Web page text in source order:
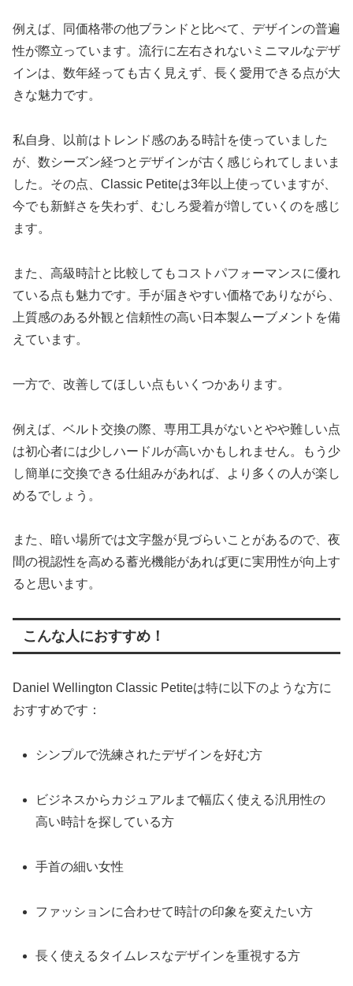
例えば、同価格帯の他ブランドと比べて、デザインの普遍
性が際立っています。流行に左右されないミニマルなデザ
インは、数年経っても古く見えず、長く愛用できる点が大
きな魅力です。
私自身、以前はトレンド感のある時計を使っていました
が、数シーズン経つとデザインが古く感じられてしまいま
した。その点、Classic Petiteは3年以上使っていますが、
今でも新鮮さを失わず、むしろ愛着が増していくのを感じ
ます。
また、高級時計と比較してもコストパフォーマンスに優れ
ている点も魅力です。手が届きやすい価格でありながら、
上質感のある外観と信頼性の高い日本製ムーブメントを備
えています。
一方で、改善してほしい点もいくつかあります。
例えば、ベルト交換の際、専用工具がないとやや難しい点
は初心者には少しハードルが高いかもしれません。もう少
し簡単に交換できる仕組みがあれば、より多くの人が楽し
めるでしょう。
また、暗い場所では文字盤が見づらいことがあるので、夜
間の視認性を高める蓄光機能があれば更に実用性が向上す
ると思います。
こんな人におすすめ！
Daniel Wellington Classic Petiteは特に以下のような方に
おすすめです：
シンプルで洗練されたデザインを好む方
ビジネスからカジュアルまで幅広く使える汎用性の
高い時計を探している方
手首の細い女性
ファッションに合わせて時計の印象を変えたい方
長く使えるタイムレスなデザインを重視する方